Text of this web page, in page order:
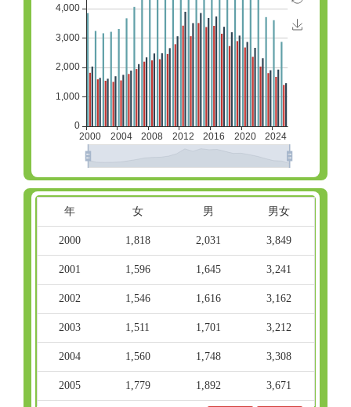
年 女 男 男女
2000 1,818 2,031 3,849
2001 1,596 1,645 3,241
2002 1,546 1,616 3,162
2003 1,511 1,701 3,212
2004 1,560 1,748 3,308
2005 1,779 1,892 3,671